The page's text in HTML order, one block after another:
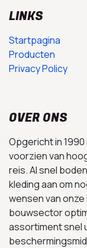
LINKS
Startpagina
Producten
Privacy Policy
OVER ONS
Opgericht in
voorzien van
reis. Al snel
kleding aan om
wensen van onze
bouwsector
assortiment snel